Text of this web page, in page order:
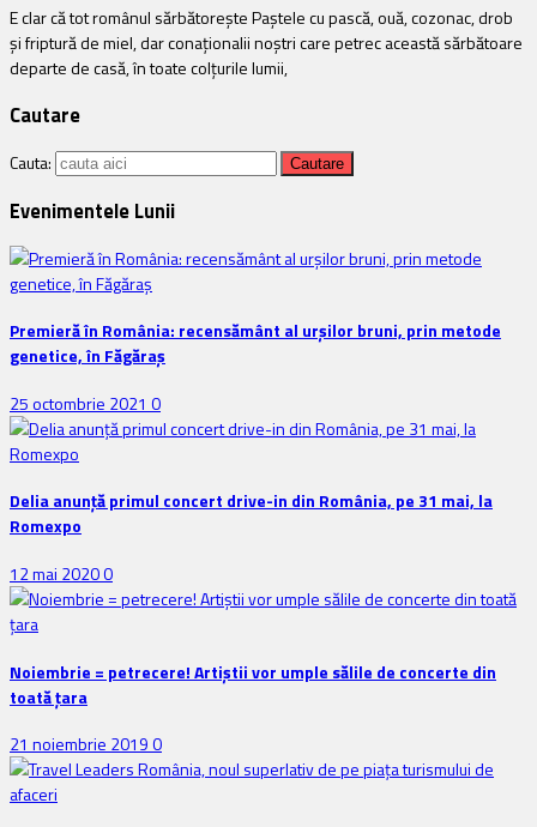
E clar că tot românul sărbătorește Paștele cu pască, ouă, cozonac, drob
și friptură de miel, dar conaționalii noștri care petrec această sărbătoare
departe de casă, în toate colțurile lumii,
Cautare
Cauta:
Evenimentele Lunii
Premieră în România: recensământ al urșilor bruni, prin metode
genetice, în Făgăraș
25 octombrie 2021 0
Delia anunţă primul concert drive-in din România, pe 31 mai, la
Romexpo
12 mai 20200
Noiembrie = petrecere! Artiștii vor umple sălile de concerte din
toată țara
21 noiembrie 20190